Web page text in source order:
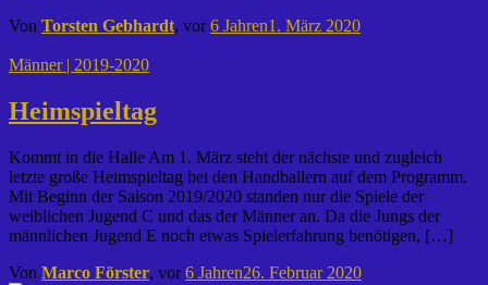
Von Torsten Gebhardt, vor6 Jahren1. März 2020
Männer | 2019-2020
Heimspieltag
Kommt in die Halle Am 1. März steht der nächste und zugleich
letzte große Heimspieltag bei den Handballern auf dem Programm.
Mit Beginn der Saison 2019/2020 standen nur die Spiele der
weiblichen Jugend C und das der Männer an. Da die Jungs der
männlichen Jugend E noch etwas Spielerfahrung benötigen, […]
Von Marco Förster, vor6 Jahren26. Februar 2020